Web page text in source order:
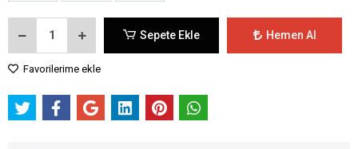
Sepete Ekle Hemen Al
Favorilerime ekle